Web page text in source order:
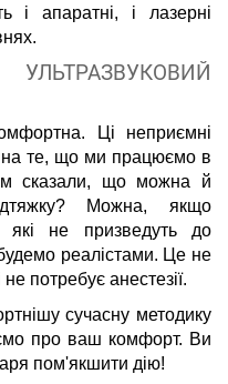
і апаратні, і лазерні
Ці неприємні
на те, що ми працюємо в
сказали, що можна й
Можна, якщо
які не призведуть до
реалістами. Це не
потребує анестезії.
сучасну методику
про ваш комфорт. Ви
пом'якшити дію!